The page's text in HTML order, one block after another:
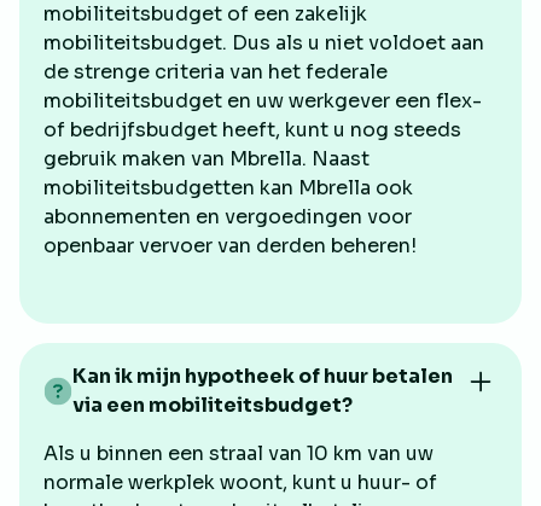
mobiliteitsbudget of een zakelijk
mobiliteitsbudget. Dus als u niet voldoet aan
de strenge criteria van het federale
mobiliteitsbudget en uw werkgever een flex-
of bedrijfsbudget heeft, kunt u nog steeds
gebruik maken van Mbrella. Naast
mobiliteitsbudgetten kan Mbrella ook
abonnementen en vergoedingen voor
openbaar vervoer van derden beheren!
Kan ik mijn hypotheek of huur betalen
via een mobiliteitsbudget?
Als u binnen een straal van 10 km van uw
normale werkplek woont, kunt u huur- of